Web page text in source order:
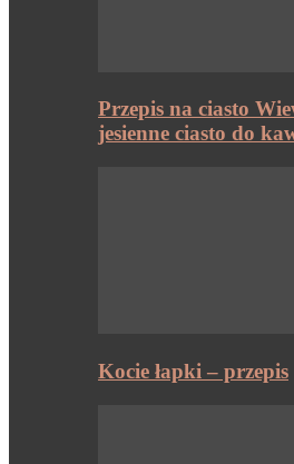
Przepis na ciasto
jesienne ciasto do
Kocie łapki – przepis